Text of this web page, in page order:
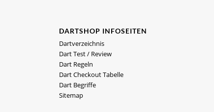
DARTSHOP INFOSEITEN
Dartverzeichnis
Dart Test / Review
Dart Regeln
Dart Checkout Tabelle
Dart Begriffe
Sitemap